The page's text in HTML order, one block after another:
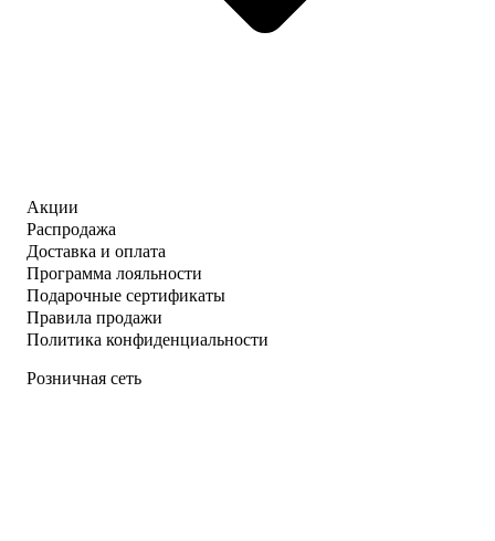
Акции
Распродажа
Доставка и оплата
Программа лояльности
Подарочные сертификаты
Правила продажи
Политика конфиденциальности
Розничная сеть